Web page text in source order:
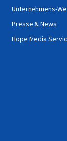
Unternehmens-
Presse & News
Hope Media